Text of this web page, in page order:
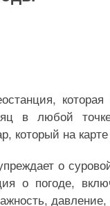
в любой
который на
о
о погоде,
давление,